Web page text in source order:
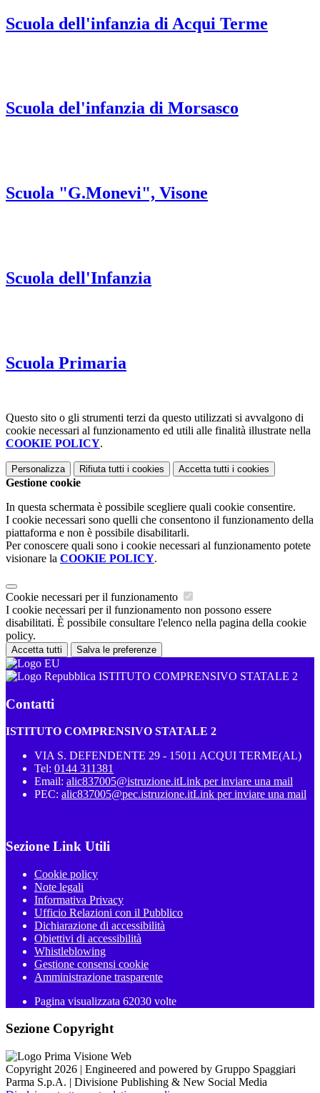
Scuola dell'infanzia di Acqui Terme
Scuola del'infanzia di Morsasco
Scuola "G.Monevi", Visone
Scuola dell'Infanzia
Scuola Primaria
Questo sito o gli strumenti terzi da questo utilizzati si avvalgono di
cookie necessari al funzionamento ed utili alle finalità illustrate nella
COOKIE POLICY.
Personalizza Rifiuta tutti i cookies Accetta tutti i cookies
Gestione cookie
In questa schermata è possibile scegliere quali cookie consentire.
I cookie necessari sono quelli che consentono il funzionamento della
piattaforma e non è possibile disabilitarli.
Per conoscere quali sono i cookie necessari al funzionamento potete
visionare la COOKIE POLICY.
Cookie necessari per il funzionamento
I cookie necessari per il funzionamento non possono essere
disabilitati. È possibile consultare l'elenco nella pagina della cookie
policy.
Accetta tutti Salva le preferenze
ISTITUTO COMPRENSIVO STATALE 2
Contatti
ISTITUTO COMPRENSIVO STATALE 2
VIA S. DEFENDENTE 29 - 15011 ACQUI TERME(AL)
Tel: 0144 311381
Email: alic837005@istruzione.itLink per inviare una mail
PEC: alic837005@pec.istruzione.itLink per inviare una mail
Sezione Link Utili
Cookie policy
Note legali
Informativa Privacy
Ufficio Relazioni con il Pubblico
Dichiarazione di accessibilità
Obiettivi di accessibilità
Whistleblowing
Gestione consensi cookie
Amministrazione trasparente
Pagina visualizzata 62030 volte
Sezione Copyright
Copyright 2026 | Engineered and powered by Gruppo Spaggiari
Parma S.p.A. | Divisione Publishing & New Social Media